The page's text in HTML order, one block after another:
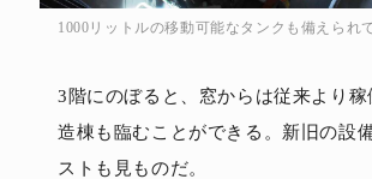
1000リットルの移動可能なタンクも備えられ
3階にのぼると、窓からは従来より稼
造棟も臨むことができる。新旧の設
ストも見ものだ。